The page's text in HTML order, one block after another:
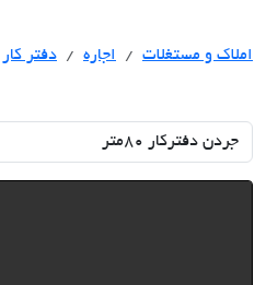
املاک و مستغلات اجاره اجاره
دفتر کار